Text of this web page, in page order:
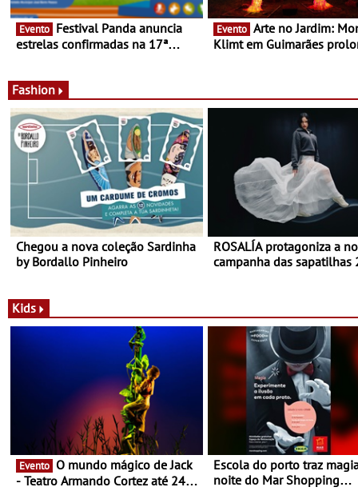
Evento
estrelas confirmadas na 17ª
Evento
Klimt em Guimarães
Fashion
Chegou a nova coleção Sardinha
by Bordallo Pinheiro
ROSALÍA protagoniza a
campanha das sapatilhas
Kids
Evento
- Teatro Armando Cortez até 24
Escola do porto traz
noite do Mar Shopping